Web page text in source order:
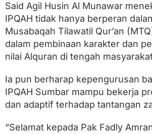
m
b
r
T
e
p
J
d
B
Said Agil Husin Al Munawar
IPQAH tidak hanya berperan
Musabaqah Tilawatil Qur’an
dalam pembinaan karakter dan
nilai Alquran di tengah
Ia pun berharap kepengurusan
IPQAH Sumbar mampu bekerja
dan adaptif terhadap tantangan
“Selamat kepada Pak Fadly